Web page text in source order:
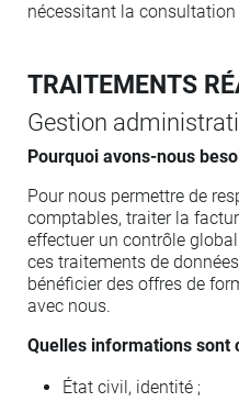
nécessitant la consultation
TRAITEMENTS
Gestion
Pourquoi avons-nous
Pour nous permettre de
comptables, traiter la
effectuer un contrôle
ces traitements de
bénéficier des offres de
avec nous.
Quelles informations sont
État civil, identité ;